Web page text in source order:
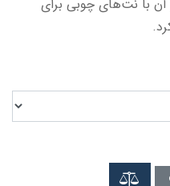
با نت‌های چوبی برای